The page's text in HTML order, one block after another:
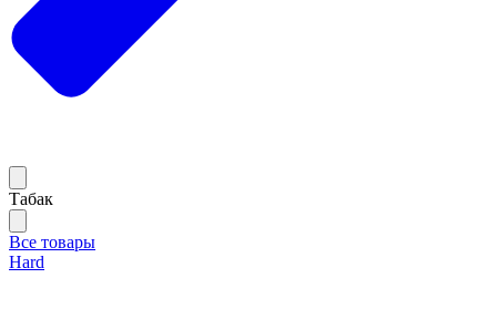
Тaбак
Все товары
Hard